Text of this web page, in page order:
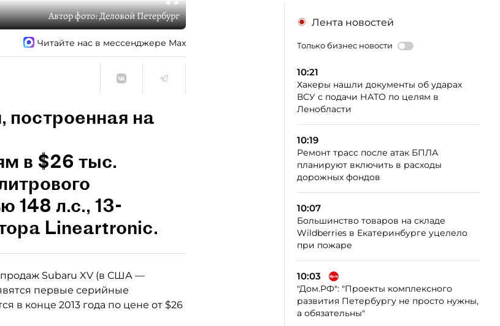
Автор фото:Деловой Петербург
Читайте нас в мессенджере Max
построенная на
в $26 тыс.
148 л.с., 13-
Lineartronic.
продаж Subaru XV (в США —
первые серийные
в конце 2013 года по цене от $26
Лента новостей
Только бизнес новости
10:21
Хакеры нашли документы об ударах
ВСУ с подачи НАТО по целям в
Ленобласти
10:19
Ремонт трасс после атак БПЛА
планируют включить в расходы
дорожных фондов
10:07
Большинство товаров на складе
Wildberries в Екатеринбурге уцелело
при пожаре
10:03
"Дом.РФ": "Проекты комплексного
развития Петербургу не просто нужны,
а обязательны"